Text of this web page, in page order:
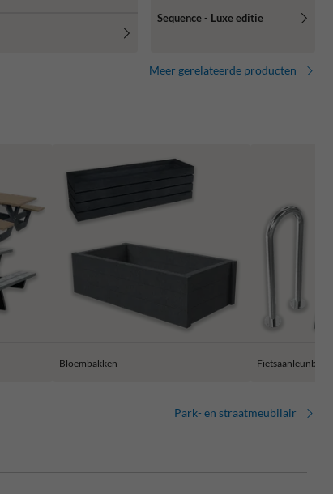
Sequence - Luxe editie
Meer gerelateerde producten
Bloembakken
Park- en straatmeubilair